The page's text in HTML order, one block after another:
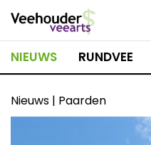
naar
inhoud
NIEUWS RUNDVEE
Nieuws | Paarden